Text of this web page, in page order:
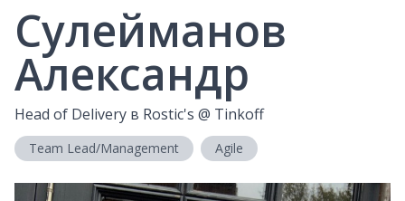
Сулейманов
Александр
Head of Delivery в Rostic's @ Tinkoff
Team Lead/Management Agile